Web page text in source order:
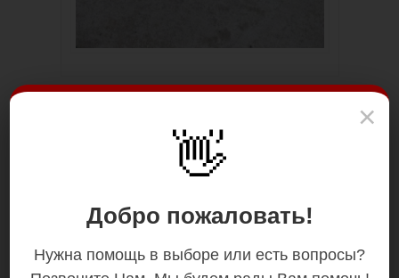
×
👋
Добро пожаловать!
Нужна помощь в выборе или есть вопросы?
Цена: 1 500.00 р.